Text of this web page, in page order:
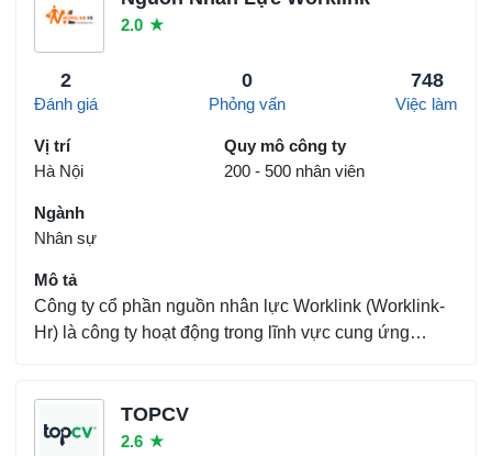
se...
2.0 ★
2
Đánh giá
0
Phỏng vấn
748
Việc làm
Vị trí
Hà Nội
Quy mô công ty
200 - 500 nhân viên
Ngành
Nhân sự
Mô tả
Công ty cổ phần nguồn nhân lực Worklink (Worklink-
Hr) là công ty hoạt động trong lĩnh vực cung ứng
thành lập năm 2014 với 100% vốn đầu tư của Tập
đoàn Basa...
TOPCV
2.6 ★